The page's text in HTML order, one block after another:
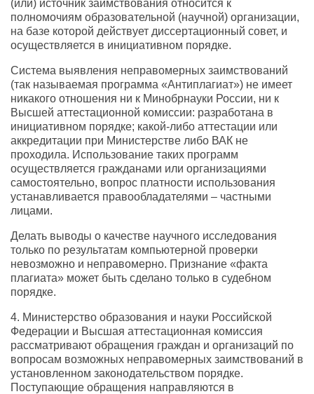
(или) источник заимствования относится к
полномочиям образовательной (научной) организации,
на базе которой действует диссертационный совет, и
осуществляется в инициативном порядке.
Система выявления неправомерных заимствований
(так называемая программа «Антиплагиат») не имеет
никакого отношения ни к Минобрнауки России, ни к
Высшей аттестационной комиссии: разработана в
инициативном порядке; какой-либо аттестации или
аккредитации при Министерстве либо ВАК не
проходила. Использование таких программ
осуществляется гражданами или организациями
самостоятельно, вопрос платности использования
устанавливается правообладателями – частными
лицами.
Делать выводы о качестве научного исследования
только по результатам компьютерной проверки
невозможно и неправомерно. Признание «факта
плагиата» может быть сделано только в судебном
порядке.
4. Министерство образования и науки Российской
Федерации и Высшая аттестационная комиссия
рассматривают обращения граждан и организаций по
вопросам возможных неправомерных заимствований в
установленном законодательством порядке.
Поступающие обращения направляются в